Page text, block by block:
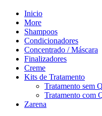
Inicio
More
Shampoos
Condicionadores
Concentrado / Máscara
Finalizadores
Creme
Kits de Tratamento
Tratamento sem
Tratamento com
Zarena